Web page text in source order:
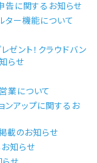
告に関するお知らせ
ター機能について
ゼント！クラウドバン
らせ
業について
ンアップに関するお
載のお知らせ
知らせ